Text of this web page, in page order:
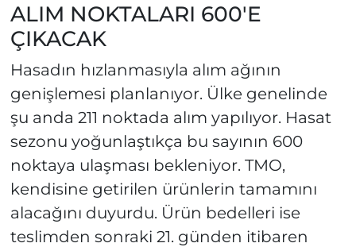
ALIM NOKTALARI 600'E
ÇIKACAK
Hasadın hızlanmasıyla alım ağının
genişlemesi planlanıyor. Ülke genelinde
şu anda 211 noktada alım yapılıyor. Hasat
sezonu yoğunlaştıkça bu sayının 600
noktaya ulaşması bekleniyor. TMO,
kendisine getirilen ürünlerin tamamını
alacağını duyurdu. Ürün bedelleri ise
teslimden sonraki 21. günden itibaren